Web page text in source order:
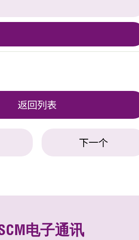
返回列表
下一个
电子通讯